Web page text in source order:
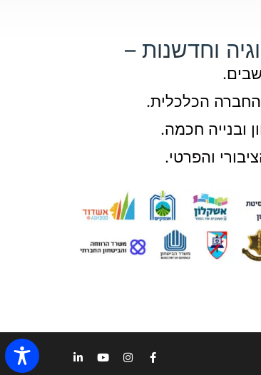
וחדשנות –
הכלכלית.
ובנייה חכמה.
והפרטי.